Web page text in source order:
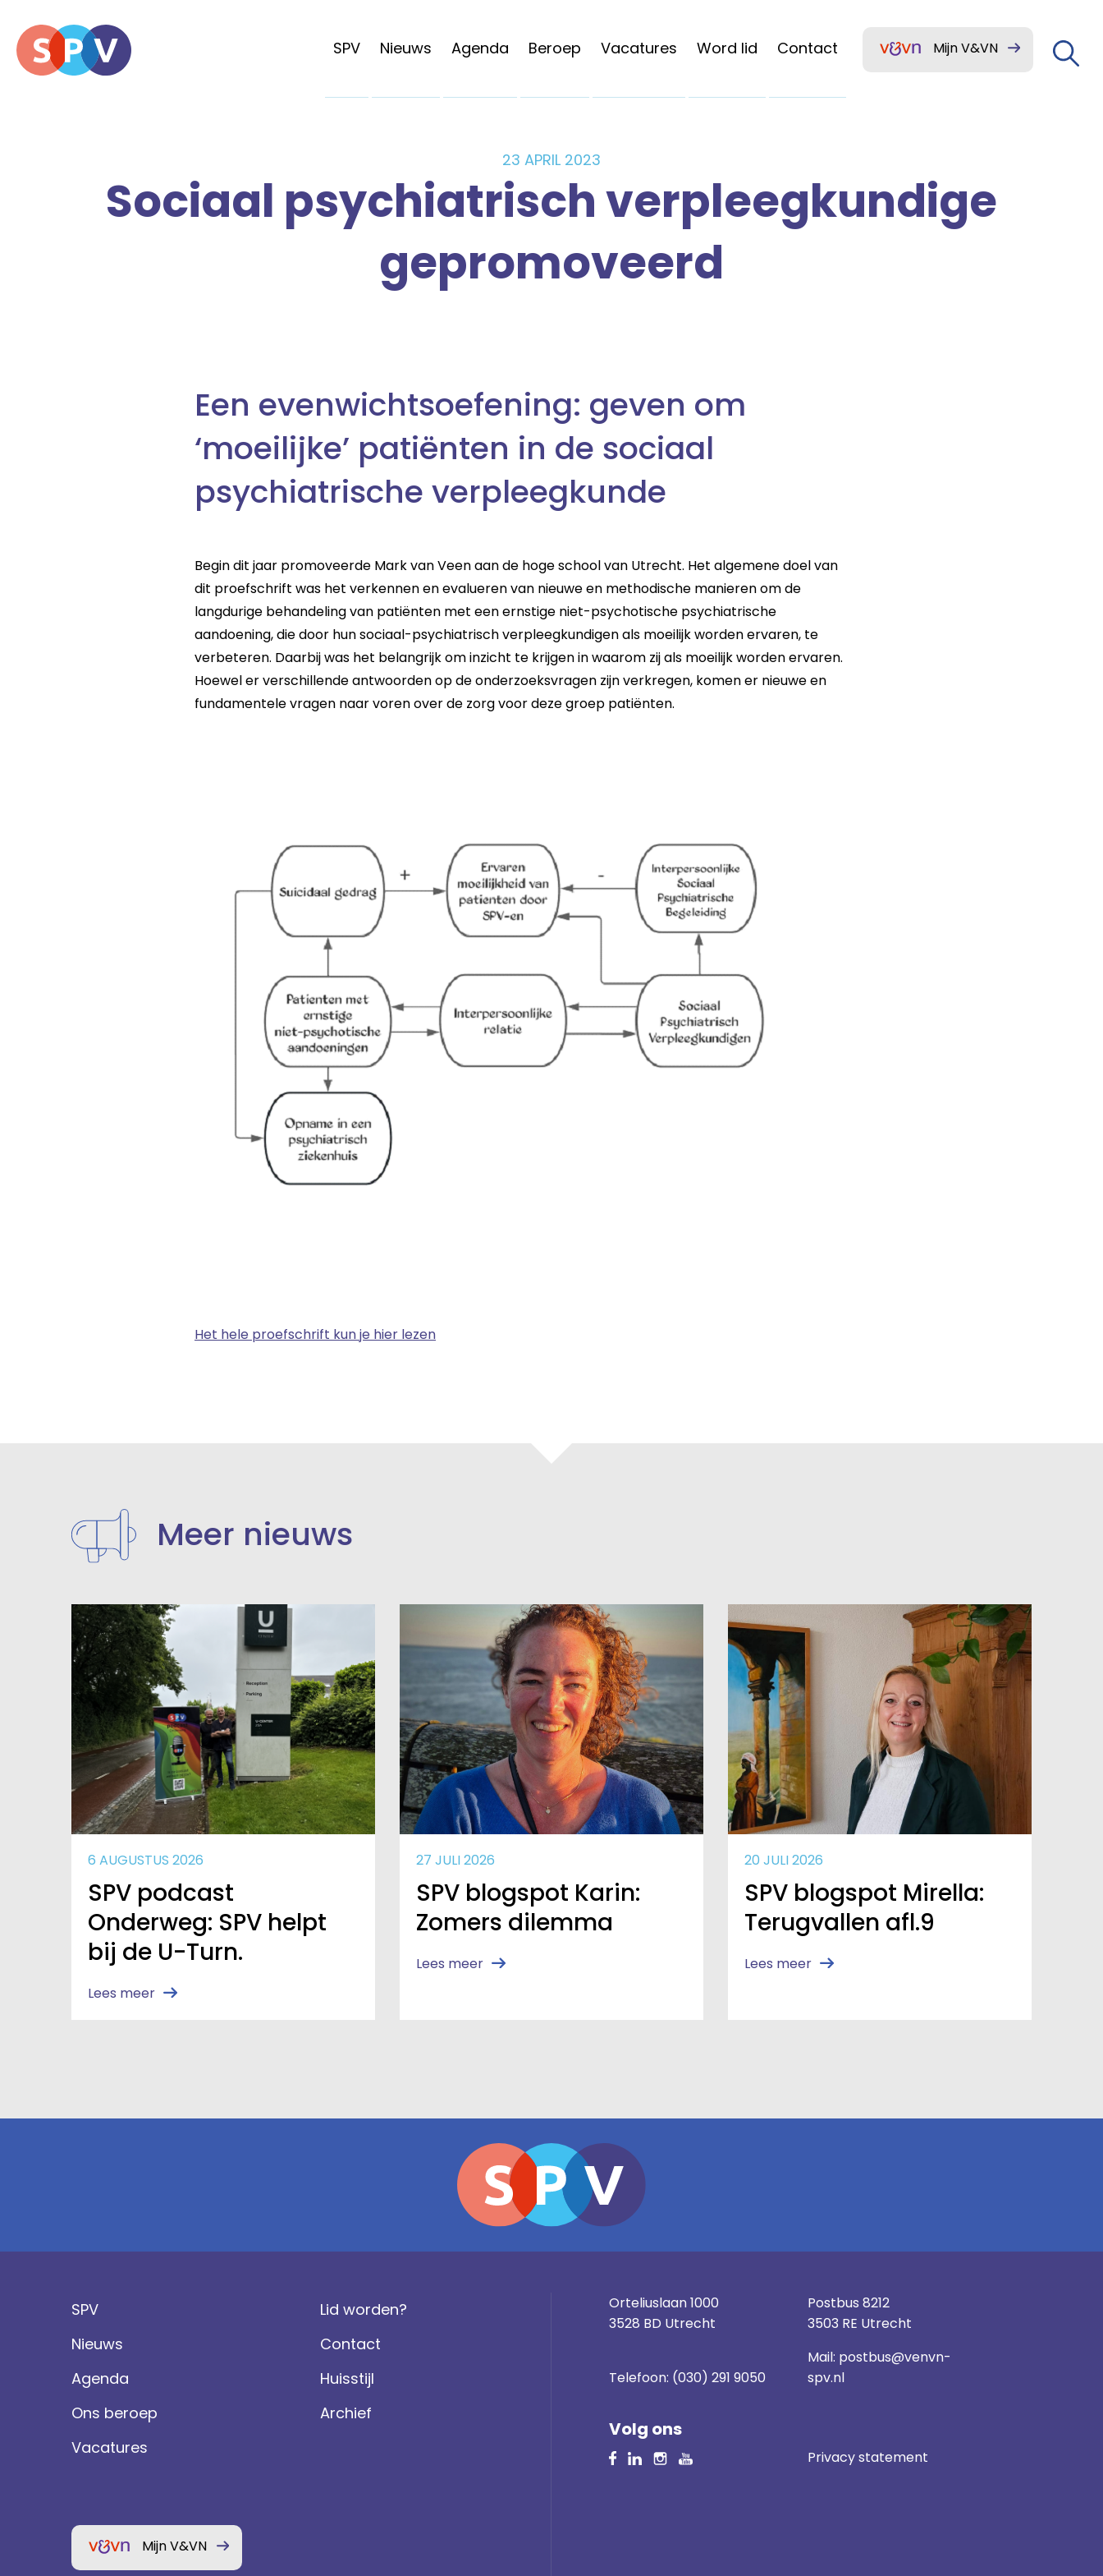
SPV Nieuws Agenda Beroep Vacatures Word lid Contact Mijn V&VN
23 APRIL 2023
Sociaal psychiatrisch verpleegkundige
gepromoveerd
Een evenwichtsoefening: geven om
‘moeilijke’ patiënten in de sociaal
psychiatrische verpleegkunde
Begin dit jaar promoveerde Mark van Veen aan de hoge school van Utrecht. Het algemene doel van
dit proefschrift was het verkennen en evalueren van nieuwe en methodische manieren om de
langdurige behandeling van patiënten met een ernstige niet-psychotische psychiatrische
aandoening, die door hun sociaal-psychiatrisch verpleegkundigen als moeilijk worden ervaren, te
verbeteren. Daarbij was het belangrijk om inzicht te krijgen in waarom zij als moeilijk worden ervaren.
Hoewel er verschillende antwoorden op de onderzoeksvragen zijn verkregen, komen er nieuwe en
fundamentele vragen naar voren over de zorg voor deze groep patiënten.
Het hele proefschrift kun je hier lezen
Meer nieuws
6 AUGUSTUS 2026
SPV podcast
Onderweg: SPV helpt
bij de U-Turn.
Lees meer
27 JULI 2026
SPV blogspot Karin:
Zomers dilemma
Lees meer
20 JULI 2026
SPV blogspot Mirella:
Terugvallen afl.9
Lees meer
SPV
Nieuws
Agenda
Ons beroep
Vacatures
Lid worden?
Contact
Huisstijl
Archief
Mijn V&VN
Orteliuslaan 1000
3528 BD Utrecht
Postbus 8212
3503 RE Utrecht
Telefoon: (030) 291 9050
Mail: postbus@venvn-
spv.nl
Volg ons
Privacy statement